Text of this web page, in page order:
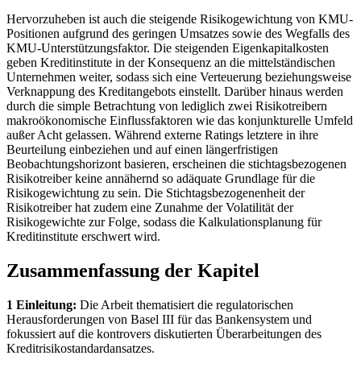
Hervorzuheben ist auch die steigende Risikogewichtung von KMU-
Positionen aufgrund des geringen Umsatzes sowie des Wegfalls des
KMU-Unterstützungsfaktor. Die steigenden Eigenkapitalkosten
geben Kreditinstitute in der Konsequenz an die mittelständischen
Unternehmen weiter, sodass sich eine Verteuerung beziehungsweise
Verknappung des Kreditangebots einstellt. Darüber hinaus werden
durch die simple Betrachtung von lediglich zwei Risikotreibern
makroökonomische Einflussfaktoren wie das konjunkturelle Umfeld
außer Acht gelassen. Während externe Ratings letztere in ihre
Beurteilung einbeziehen und auf einen längerfristigen
Beobachtungshorizont basieren, erscheinen die stichtagsbezogenen
Risikotreiber keine annähernd so adäquate Grundlage für die
Risikogewichtung zu sein. Die Stichtagsbezogenenheit der
Risikotreiber hat zudem eine Zunahme der Volatilität der
Risikogewichte zur Folge, sodass die Kalkulationsplanung für
Kreditinstitute erschwert wird.
Zusammenfassung der Kapitel
1 Einleitung: Die Arbeit thematisiert die regulatorischen
Herausforderungen von Basel III für das Bankensystem und
fokussiert auf die kontrovers diskutierten Überarbeitungen des
Kreditrisikostandardansatzes.